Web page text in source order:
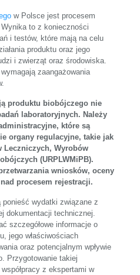
w Polsce jest procesem
to z konieczności
i testów, które mają na celu
produktu oraz jego
i zwierząt oraz środowiska.
zaangażowania
produktu biobójczego nie
laboratoryjnych. Należy
które są
organy regulacyjne, takie jak
Leczniczych, Wyrobów
(URPLWMiPB).
wniosków, oceny
procesem rejestracji.
ponieść wydatki związane z
dokumentacji technicznej.
szczegółowe informacje o
jego właściwościach
oraz potencjalnym wpływie
Przygotowanie takiej
z ekspertami w